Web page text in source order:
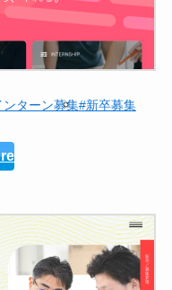
ンターン募集#新卒募集